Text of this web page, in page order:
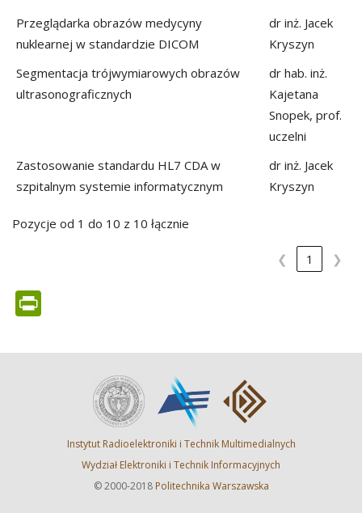
Przeglądarka obrazów medycyny
nuklearnej w standardzie DICOM
dr inż. Jacek
Kryszyn
Segmentacja trójwymiarowych obrazów
ultrasonograficznych
dr hab. inż.
Kajetana
Snopek, prof.
uczelni
Zastosowanie standardu HL7 CDA w
szpitalnym systemie informatycznym
dr inż. Jacek
Kryszyn
Pozycje od 1 do 10 z 10 łącznie
❮ 1 ❯
Instytut Radioelektroniki i Technik Multimedialnych
Wydział Elektroniki i Technik Informacyjnych
© 2000-2018 Politechnika Warszawska